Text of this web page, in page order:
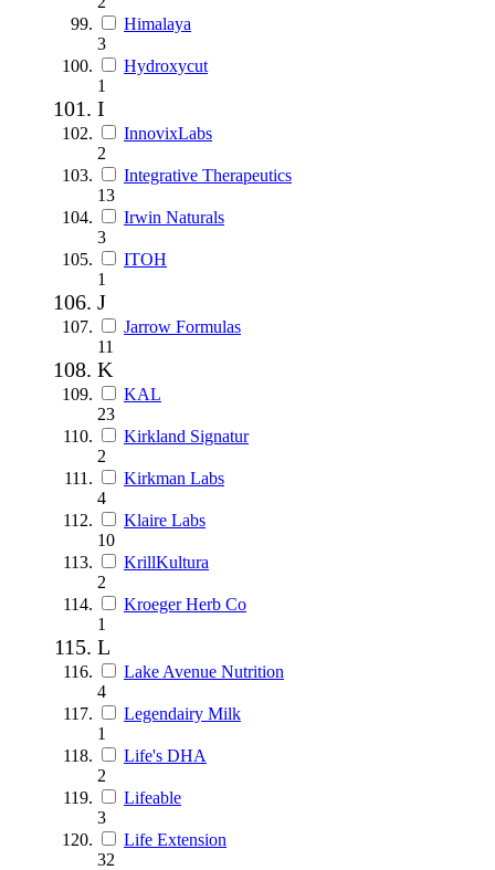
Himalaya
3
Hydroxycut
1
I
InnovixLabs
2
Integrative Therapeutics
13
Irwin Naturals
3
ITOH
1
J
Jarrow Formulas
11
K
KAL
23
Kirkland Signatur
2
Kirkman Labs
4
Klaire Labs
10
KrillKultura
2
Kroeger Herb Co
1
L
Lake Avenue Nutrition
4
Legendairy Milk
1
Life's DHA
2
Lifeable
3
Life Extension
32